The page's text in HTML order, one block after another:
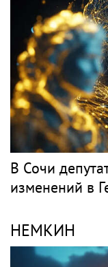
В Сочи
изменений в
НЕМКИН